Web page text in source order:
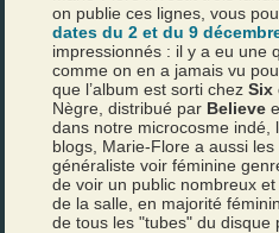
on publie ces lignes, vous
dates du 2 et du 9
impressionnés : il y a eu une
comme on en a jamais vu
que l’album est sorti chezSix
Nègre, distribué par Believe
dans notre microcosme indé,
blogs, Marie-Flore a aussi
généraliste voir féminine
de voir un public nombreux
de la salle, en majorité
de tous les "tubes" du disque